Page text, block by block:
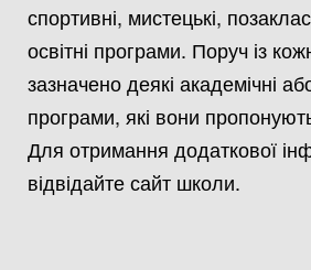
спортивні, мистецькі,
освітні програми. Поруч із
зазначено деякі академічні
програми, які вони
Для отримання додаткової
відвідайте сайт школи.